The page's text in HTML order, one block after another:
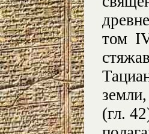
том
(гл.